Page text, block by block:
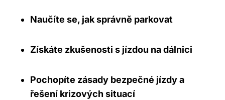
Naučíte se, jak správně parkovat
Získáte zkušenosti s jízdou na dálnici
Pochopíte zásady bezpečné jízdy a
řešení krizových situací